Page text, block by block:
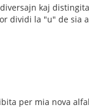
kaj
dividi la "u" de sia
per mia nova